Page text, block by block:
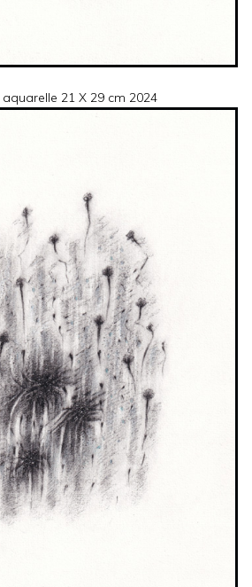
21 X 29 cm 2024